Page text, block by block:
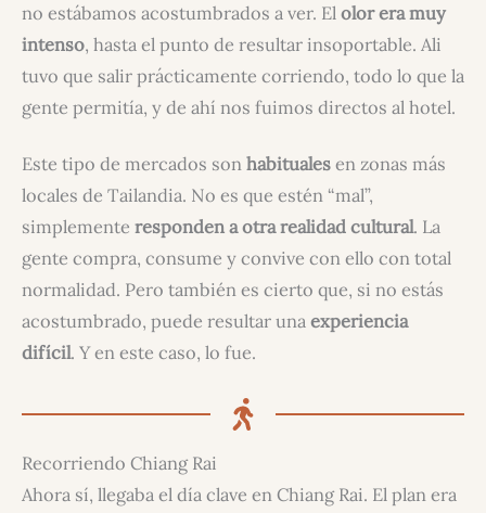
no estábamos acostumbrados a ver. El olor era muy
intenso, hasta el punto de resultar insoportable. Ali
tuvo que salir prácticamente corriendo, todo lo que la
gente permitía, y de ahí nos fuimos directos al hotel.
Este tipo de mercados son habitualesen zonas más
locales de Tailandia. No es que estén “mal”,
simplemente responden a otra realidad cultural. La
gente compra, consume y convive con ello con total
normalidad. Pero también es cierto que, si no estás
acostumbrado, puede resultar una experiencia
difícil. Y en este caso, lo fue.
Recorriendo Chiang Rai
Ahora sí, llegaba el día clave en Chiang Rai. El plan era